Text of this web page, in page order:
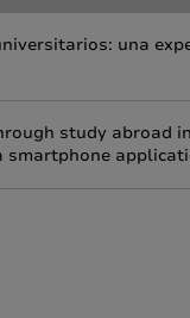
una
study
smartphone